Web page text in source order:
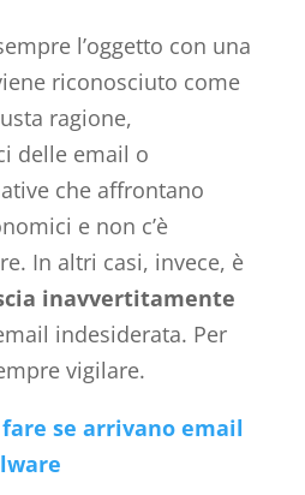
l’oggetto con una
riconosciuto come
ragione,
delle email o
che affrontano
e non c’è
In altri casi, invece, è
inavvertitamente
indesiderata. Per
vigilare.
fare se arrivano email